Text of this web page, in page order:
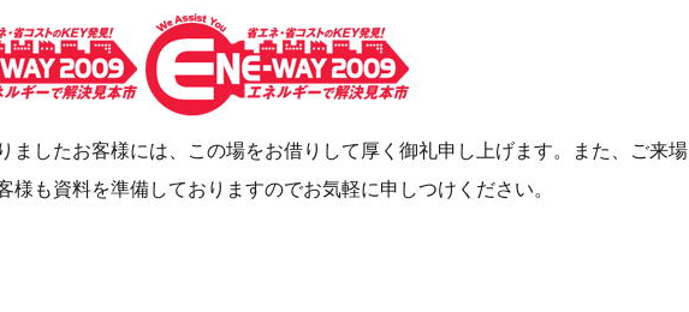
ましたお客様には、この場をお借りして厚く御礼申し上げます。また、ご来場
様も資料を準備しておりますのでお気軽に申しつけください。